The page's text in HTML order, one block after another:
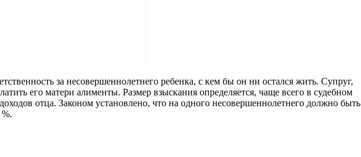
за несовершеннолетнего ребенка, с кем бы он ни остался жить. Супруг,
его матери алименты. Размер взыскания определяется, чаще всего в судебном
отца. Законом установлено, что на одного несовершеннолетнего должно быть